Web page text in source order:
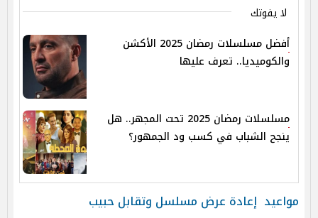
لا يفوتك
أفضل مسلسلات رمضان 2025 الأكشن
والكوميديا.. تعرف عليها
مسلسلات رمضان 2025 تحت المجهر.. هل
ينجح الشباب في كسب ود الجمهور؟
مواعيد إعادة عرض مسلسل وتقابل حبيب